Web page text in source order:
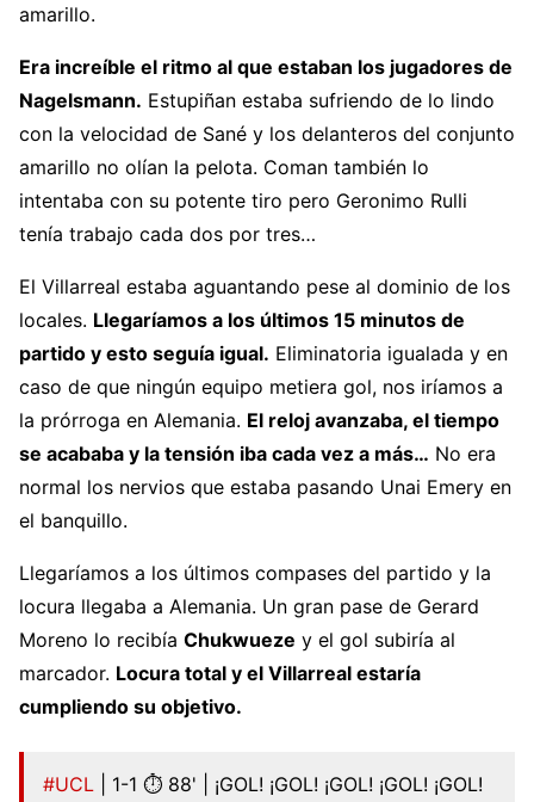
amarillo.
Era increíble el ritmo al que estaban los jugadores de
Nagelsmann. Estupiñan estaba sufriendo de lo lindo
con la velocidad de Sané y los delanteros del conjunto
amarillo no olían la pelota. Coman también lo
intentaba con su potente tiro pero Geronimo Rulli
tenía trabajo cada dos por tres…
El Villarreal estaba aguantando pese al dominio de los
locales. Llegaríamos a los últimos 15 minutos de
partido y esto seguía igual. Eliminatoria igualada y en
caso de que ningún equipo metiera gol, nos iríamos a
la prórroga en Alemania. El reloj avanzaba, el tiempo
se acababa y la tensión iba cada vez a más… No era
normal los nervios que estaba pasando Unai Emery en
el banquillo.
Llegaríamos a los últimos compases del partido y la
locura llegaba a Alemania. Un gran pase de Gerard
Moreno lo recibía Chukwueze y el gol subiría al
marcador. Locura total y el Villarreal estaría
cumpliendo su objetivo.
#UCL | 1-1 ⏱ 88' | ¡GOL! ¡GOL! ¡GOL! ¡GOL! ¡GOL!